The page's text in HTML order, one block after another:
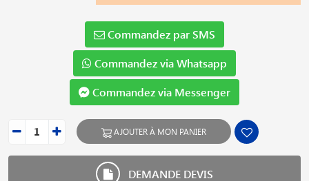
Commandez par SMS
Commandez via Whatsapp
Commandez via Messenger
AJOUTER À MON PANIER
DEMANDE DEVIS